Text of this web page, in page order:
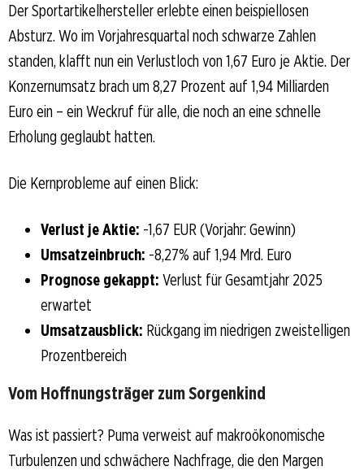
Der Sportartikelhersteller erlebte einen beispiellosen
Absturz. Wo im Vorjahresquartal noch schwarze Zahlen
standen, klafft nun ein Verlustloch von 1,67 Euro je Aktie. Der
Konzernumsatz brach um 8,27 Prozent auf 1,94 Milliarden
Euro ein – ein Weckruf für alle, die noch an eine schnelle
Erholung geglaubt hatten.
Die Kernprobleme auf einen Blick:
Verlust je Aktie: -1,67 EUR (Vorjahr: Gewinn)
Umsatzeinbruch: -8,27% auf 1,94 Mrd. Euro
Prognose gekappt: Verlust für Gesamtjahr 2025
erwartet
Umsatzausblick: Rückgang im niedrigen zweistelligen
Prozentbereich
Vom Hoffnungsträger zum Sorgenkind
Was ist passiert? Puma verweist auf makroökonomische
Turbulenzen und schwächere Nachfrage, die den Margen